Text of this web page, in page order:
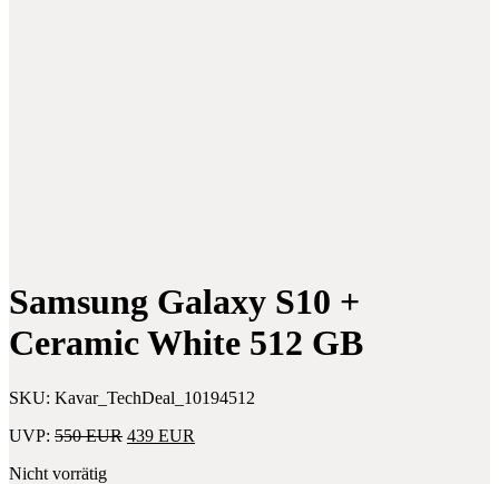
Samsung Galaxy S10 +
Ceramic White 512 GB
SKU: Kavar_TechDeal_10194512
UVP: 550EUR Ursprünglicher
439 EUR
Nicht vorrätig